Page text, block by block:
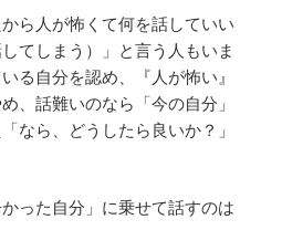
ら人が怖くて何を話していい
てしまう）」と言う人もいま
る自分を認め、『人が怖い』
、話難いのなら「今の自分」
なら、どうしたら良いか？」
った自分」に乗せて話すのは